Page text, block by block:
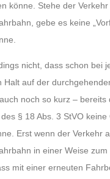
könne. Stehe der
gebe es keine
nicht, dass schon bei
Halt auf der
noch so kurz – bereits
§ 18 Abs. 3 StVO
Erst wenn der Verkehr
in einer Weise zum
mit einer erneuten